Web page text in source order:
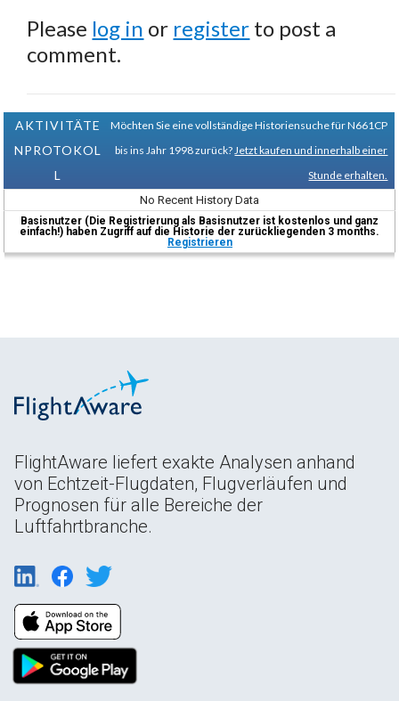
Please log in or register to post a
comment.
AKTIVITÄTE
NPROTOKOL
L
Möchten Sie eine vollständige Historiensuche für N661CP
bis ins Jahr 1998 zurück? Jetzt kaufen und innerhalb einer
Stunde erhalten.
No Recent History Data
Basisnutzer (Die Registrierung als Basisnutzer ist kostenlos und ganz
einfach!) haben Zugriff auf die Historie der zurückliegenden 3 months.
Registrieren
FlightAware liefert exakte Analysen anhand
von Echtzeit-Flugdaten, Flugverläufen und
Prognosen für alle Bereiche der
Luftfahrtbranche.